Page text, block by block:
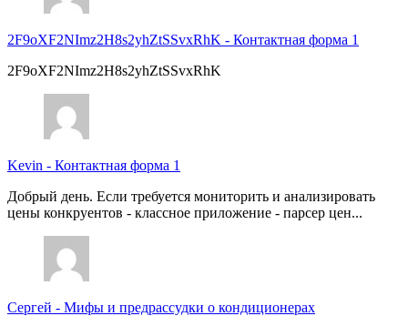
2F9oXF2NImz2H8s2yhZtSSvxRhK - Контактная форма 1
2F9oXF2NImz2H8s2yhZtSSvxRhK
Kevin - Контактная форма 1
Добрый день. Если требуется мониторить и анализировать
цены конкруентов - классное приложение - парсер цен...
Сергей - Мифы и предрассудки о кондиционерах